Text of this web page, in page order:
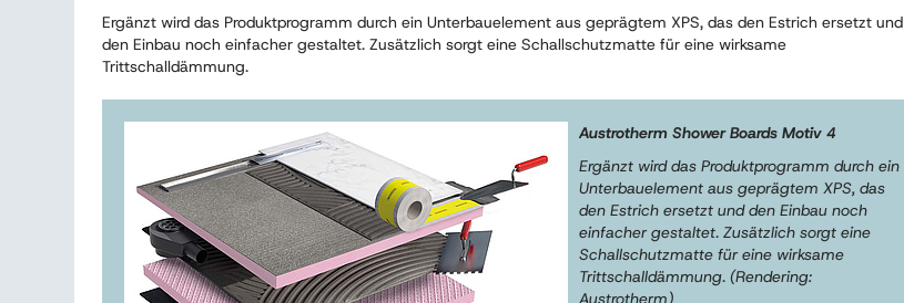
Ergänzt wird das Produktprogramm durch ein Unterbauelement aus geprägtem XPS, das den Estrich ersetzt und
den Einbau noch einfacher gestaltet. Zusätzlich sorgt eine Schallschutzmatte für eine wirksame
Trittschalldämmung.
Austrotherm Shower Boards Motiv 4
Ergänzt wird das Produktprogramm durch ein
Unterbauelement aus geprägtem XPS, das
den Estrich ersetzt und den Einbau noch
einfacher gestaltet. Zusätzlich sorgt eine
Schallschutzmatte für eine wirksame
Trittschalldämmung. (Rendering:
Austrotherm)